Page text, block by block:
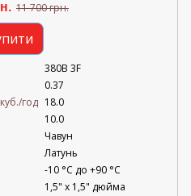
11 700 грн.
380В 3F
0.37
год 18.0
10.0
Чавун
Латунь
-10 °C до +90 °C
1,5" х 1,5" дюйма